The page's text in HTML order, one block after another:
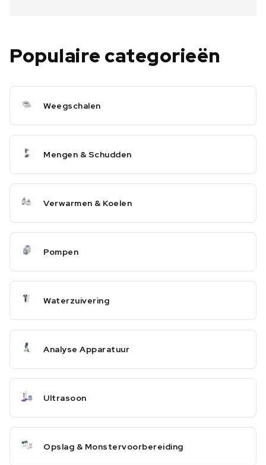
Populaire categorieën
Weegschalen
Mengen & Schudden
Verwarmen & Koelen
Pompen
Waterzuivering
Analyse Apparatuur
Ultrasoon
Opslag & Monstervoorbereiding